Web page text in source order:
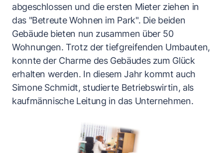
abgeschlossen und die ersten Mieter ziehen in
das "Betreute Wohnen im Park". Die beiden
Gebäude bieten nun zusammen über 50
Wohnungen. Trotz der tiefgreifenden Umbauten,
konnte der Charme des Gebäudes zum Glück
erhalten werden. In diesem Jahr kommt auch
Simone Schmidt, studierte Betriebswirtin, als
kaufmännische Leitung in das Unternehmen.